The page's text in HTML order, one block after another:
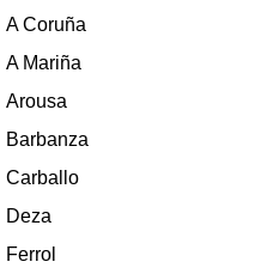
A Coruña
A Mariña
Arousa
Barbanza
Carballo
Deza
Ferrol